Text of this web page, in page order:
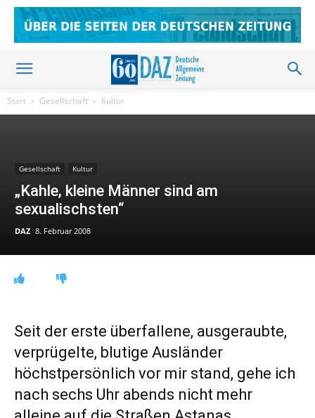
Start Gesellschaft Kultur
Gesellschaft Kultur
„Kahle, kleine Männer sind am
sexualischsten“
DAZ 8. Februar 2008
Seit der erste überfallene, ausgeraubte,
verprügelte, blutige Ausländer
höchstpersönlich vor mir stand, gehe ich
nach sechs Uhr abends nicht mehr